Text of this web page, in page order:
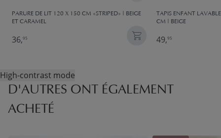
PARURE DE LIT 120 X 150 CM «STRIPED» | BEIGE
ET CARAMEL
36,95
TAPIS ENFANT
CM | BEIGE
49,95
High-contrast mode
D'AUTRES ONT ÉGALEMENT
ACHETÉ